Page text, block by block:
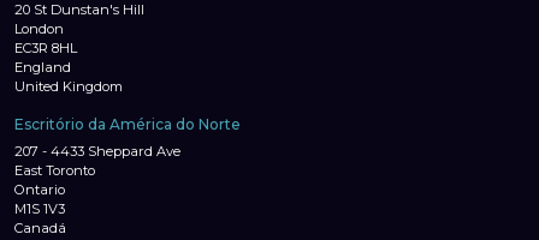
20 St Dunstan's Hill
London
EC3R 8HL
England
United Kingdom
Escritório da América do Norte
207 - 4433 Sheppard Ave
East Toronto
Ontario
M1S 1V3
Canadá